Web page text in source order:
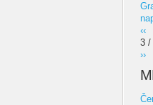
‹‹
3 /
››